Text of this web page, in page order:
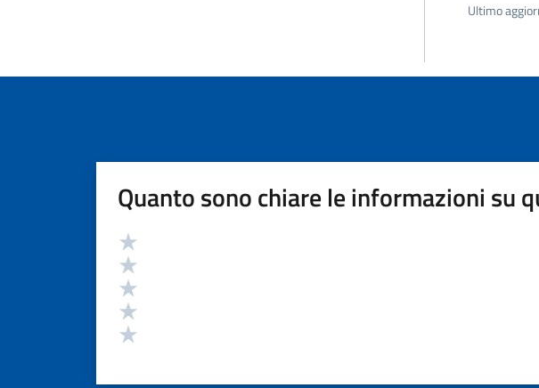
Ultimo
Quanto sono chiare le informazioni su
Valutazione